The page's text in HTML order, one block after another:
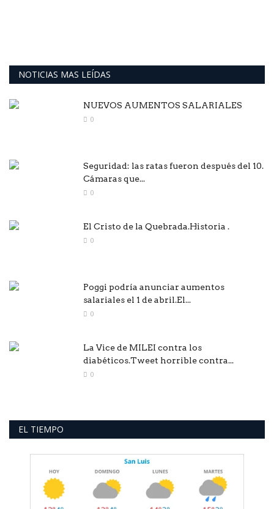
NOTICIAS MAS LEÍDAS
NUEVOS AUMENTOS SALARIALES
0
Seguridad: las ratas fueron después del 10.
Cámaras que...
0
El Cristo de la Quebrada.Historia .
0
Poggi podría anunciar aumentos
salariales el 1 de abril.El...
0
La Vice de MILEI contra los
diabéticos.Tweet horrible contra...
0
EL TIEMPO